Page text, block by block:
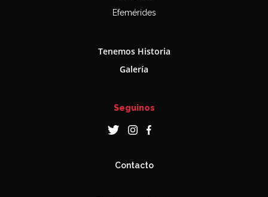
Efemérides
Tenemos Historia
Galería
Seguinos
Contacto